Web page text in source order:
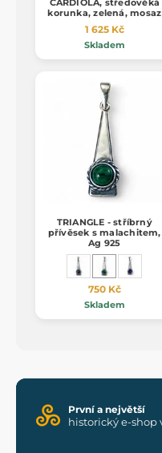
korunka, zelená, mosaz
1 625 Kč
Skladem
TRIANGLE - stříbrný
přívěsek s malachitem,
Ag 925
750 Kč
Skladem
První a největší
historický e-shop